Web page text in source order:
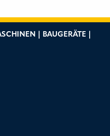
| BAUGERÄTE |